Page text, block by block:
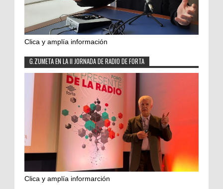
Clica y amplía información
G.ZUMETA EN LA II JORNADA DE RADIO DE FORTA
Clica y amplía informarción